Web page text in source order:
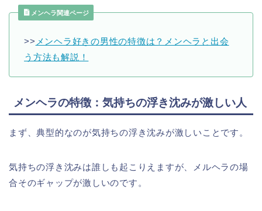
メンヘラ関連ページ
>> メンヘラ好きの男性の特徴は？メンヘラと出会
う方法も解説！
メンヘラの特徴：気持ちの浮き沈みが激しい人
まず、典型的なのが気持ちの浮き沈みが激しいことです。
気持ちの浮き沈みは誰しも起こりえますが、メルヘラの場
合そのギャップが激しいのです。